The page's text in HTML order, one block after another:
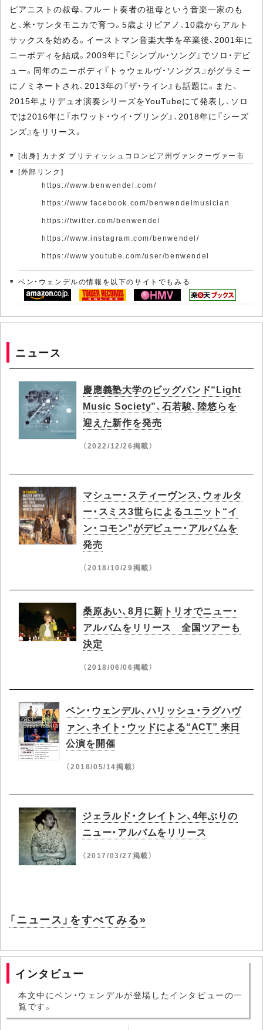
ピアニストの叔母、フルート奏者の祖母という音楽一家のも
と、米・サンタモニカで育つ。5歳よりピアノ、10歳からアルト
サックスを始める。イーストマン音楽大学を卒業後、2001年に
ニーボディを結成。2009年に『シンプル・ソング』でソロ・デビ
ュー。同年のニーボディ『トゥウェルヴ・ソングス』がグラミー
にノミネートされ、2013年の『ザ・ライン』も話題に。また、
2015年よりデュオ演奏シリーズをYouTubeにて発表し、ソロ
では2016年に『ホワット・ウイ・ブリング』、2018年に『シーズ
ンズ』をリリース。
[出身] カナダ ブリティッシュコロンビア州ヴァンクーヴァー市
[外部リンク]
https://www.benwendel.com/
https://www.facebook.com/benwendelmusician
https://twitter.com/benwendel
https://www.instagram.com/benwendel/
https://www.youtube.com/user/benwendel
ベン・ウェンデルの情報を以下のサイトでもみる
ニュース
慶應義塾大学のビッグバンド“Light
Music Society”、石若駿、陸悠らを
迎えた新作を発売
（2022/12/26掲載）
マシュー・スティーヴンス、ウォルタ
ー・スミス3世らによるユニット“イ
ン・コモン”がデビュー・アルバムを
発売
（2018/10/29掲載）
桑原あい、8月に新トリオでニュー・
アルバムをリリース 全国ツアーも
決定
（2018/06/06掲載）
ベン・ウェンデル、ハリッシュ・ラグハヴ
ァン、ネイト・ウッドによる“ACT” 来日
公演を開催
（2018/05/14掲載）
ジェラルド・クレイトン、4年ぶりの
ニュー・アルバムをリリース
（2017/03/27掲載）
「ニュース」をすべてみる»
インタビュー
本文中にベン・ウェンデルが登場したインタビューの一
覧です。